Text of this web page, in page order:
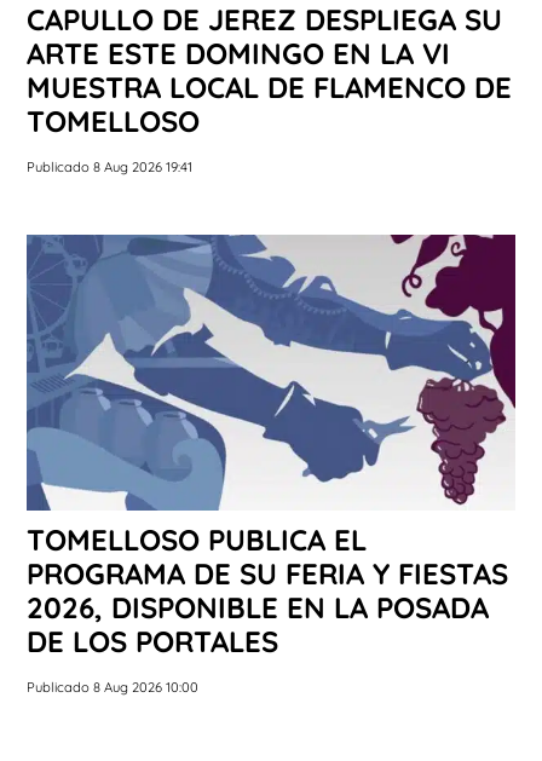
CAPULLO DE JEREZ DESPLIEGA SU
ARTE ESTE DOMINGO EN LA VI
MUESTRA LOCAL DE FLAMENCO DE
TOMELLOSO
Publicado 8 Aug 2026 19:41
TOMELLOSO PUBLICA EL
PROGRAMA DE SU FERIA Y FIESTAS
2026, DISPONIBLE EN LA POSADA
DE LOS PORTALES
Publicado 8 Aug 2026 10:00